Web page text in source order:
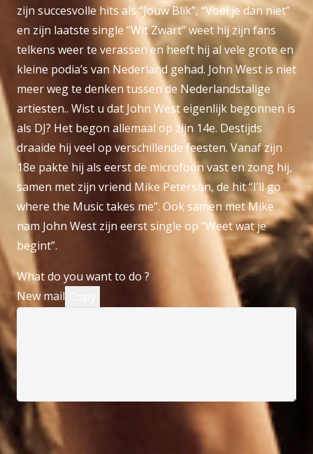
zijn succesvolle hits als “Jouw Blik”, “Voel je dan niet”
en zijn laatste single “Wit Zwart” weet hij zijn fans
telkens weer te verassen en heeft hij al vele grote en
kleine podia’s van Nederland gehad. John West is niet
meer weg te denken tussen de Nederlandstalige
artiesten.. Wist u dat John West eigenlijk begonnen is
als DJ? Het begon allemaal op zijn 14e. Destijds
draaide hij veel op verschillende feesten. Vanaf zijn
18e pakte hij als eerst de microfoon vast en zong hij,
samen met zijn vriend Mike Peterson, de hit “I’ll go
where the Music takes me”. Ook samen met Mike
nam John West zijn eerst single op “Weet wat je
begint”.
What do you want to do ?
New mail